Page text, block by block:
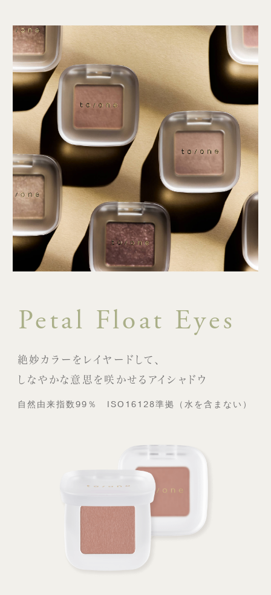
Petal Float Eyes
絶妙カラーをレイヤードして、
しなやかな意思を咲かせるアイシャドウ
自然由来指数99％ ISO16128準拠（水を含まない）